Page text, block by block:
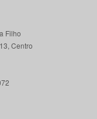
Filho
Centro